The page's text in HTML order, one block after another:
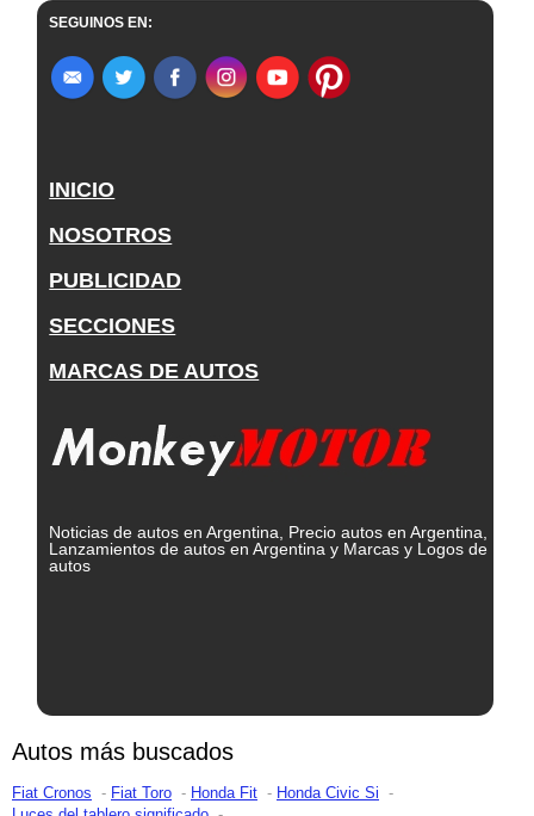
SEGUINOS EN:
INICIO
NOSOTROS
PUBLICIDAD
SECCIONES
MARCAS DE AUTOS
Noticias de autos en Argentina, Precio autos en Argentina,
Lanzamientos de autos en Argentina y Marcas y Logos de
autos
Autos más buscados
Fiat Cronos Fiat Toro Honda Fit
Honda Civic Si